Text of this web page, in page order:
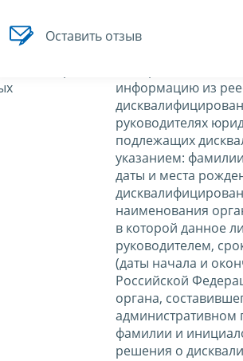
данных
набора
информацию из
руководителях
подлежащих
указанием:
даты и места
наименования
в которой данное
руководителем,
(даты начала и
Российской
органа,
фамилии и
решения о
Оставить отзыв